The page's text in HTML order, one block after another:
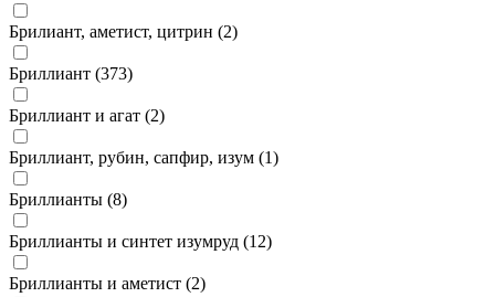
Брилиант, аметист, цитрин (2)
Бриллиант (373)
Бриллиант и агат (2)
Бриллиант, рубин, сапфир, изум (1)
Бриллианты (8)
Бриллианты и синтет изумруд (12)
Бриллианты и аметист (2)